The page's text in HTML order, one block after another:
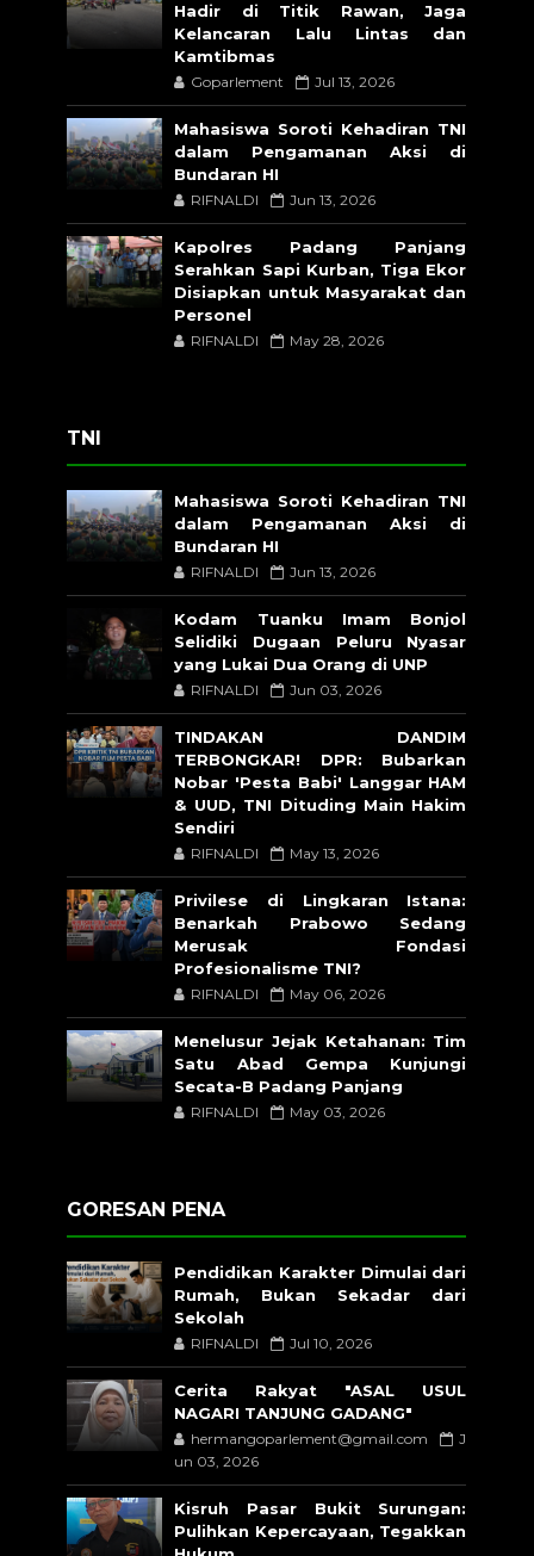
Hadir di Titik Rawan, Jaga
Kelancaran Lalu Lintas dan
Kamtibmas
Goparlement Jul 13, 2026
Mahasiswa Soroti Kehadiran TNI
dalam Pengamanan Aksi di
Bundaran HI
RIFNALDI Jun 13, 2026
Kapolres Padang Panjang
Serahkan Sapi Kurban, Tiga Ekor
Disiapkan untuk Masyarakat dan
Personel
RIFNALDI May 28, 2026
TNI
Mahasiswa Soroti Kehadiran TNI
dalam Pengamanan Aksi di
Bundaran HI
RIFNALDI Jun 13, 2026
Kodam Tuanku Imam Bonjol
Selidiki Dugaan Peluru Nyasar
yang Lukai Dua Orang di UNP
RIFNALDI Jun 03, 2026
TINDAKAN DANDIM
TERBONGKAR! DPR: Bubarkan
Nobar 'Pesta Babi' Langgar HAM
& UUD, TNI Dituding Main Hakim
Sendiri
RIFNALDI May 13, 2026
Privilese di Lingkaran Istana:
Benarkah Prabowo Sedang
Merusak Fondasi
Profesionalisme TNI?
RIFNALDI May 06, 2026
Menelusur Jejak Ketahanan: Tim
Satu Abad Gempa Kunjungi
Secata-B Padang Panjang
RIFNALDI May 03, 2026
GORESAN PENA
Pendidikan Karakter Dimulai dari
Rumah, Bukan Sekadar dari
Sekolah
RIFNALDI Jul 10, 2026
Cerita Rakyat "ASAL USUL
NAGARI TANJUNG GADANG"
hermangoparlement@gmail.com
J
un 03, 2026
Kisruh Pasar Bukit Surungan:
Pulihkan Kepercayaan, Tegakkan